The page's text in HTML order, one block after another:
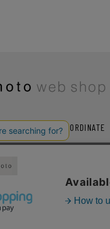
RANKING COORDINATE
会社概要 プライ